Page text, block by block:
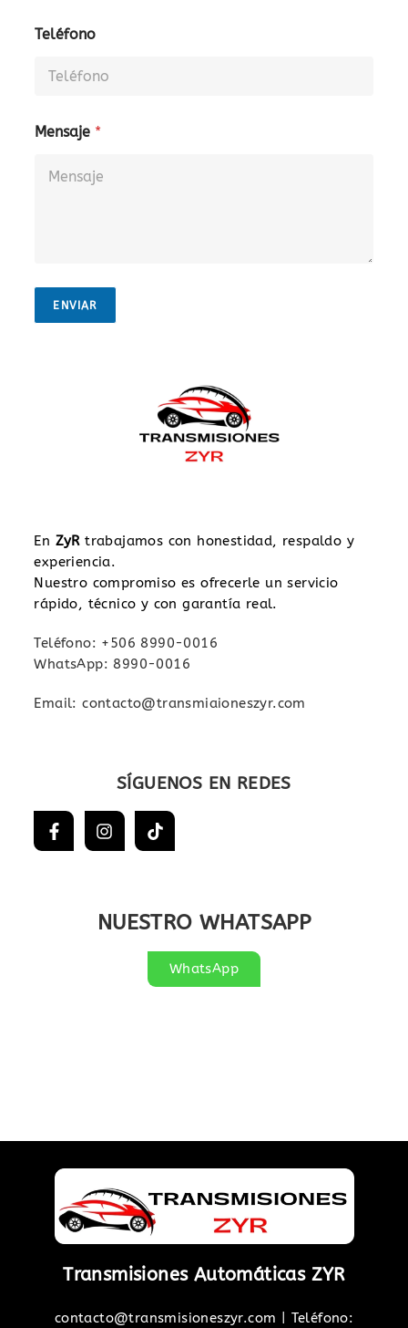
Teléfono
Mensaje *
ENVIAR
En ZyRtrabajamos con honestidad, respaldo y
experiencia.
Nuestro compromiso es ofrecerle un servicio
rápido, técnico y con garantía real.
Teléfono: +506 8990-0016
WhatsApp: 8990-0016
Email: contacto@transmiaioneszyr.com
SÍGUENOS EN REDES
NUESTRO WHATSAPP
WhatsApp
Transmisiones Automáticas ZYR
contacto@transmisioneszyr.com | Teléfono: